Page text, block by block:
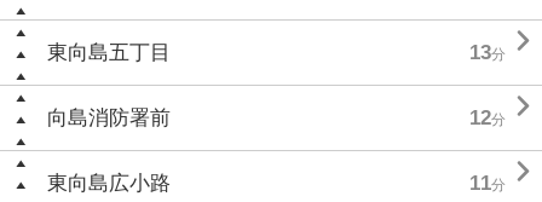
東向島五丁目 13分 
向島消防署前 12分 
東向島広小路 11分 